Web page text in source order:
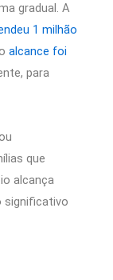
gradual. A
1 milhão
alcance foi
para
que
alcança
significativo